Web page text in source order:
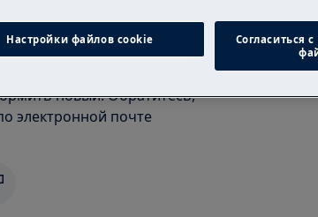
новый. Обратитесь,
электронной почте
Настройки файлов cookie
Согласиться